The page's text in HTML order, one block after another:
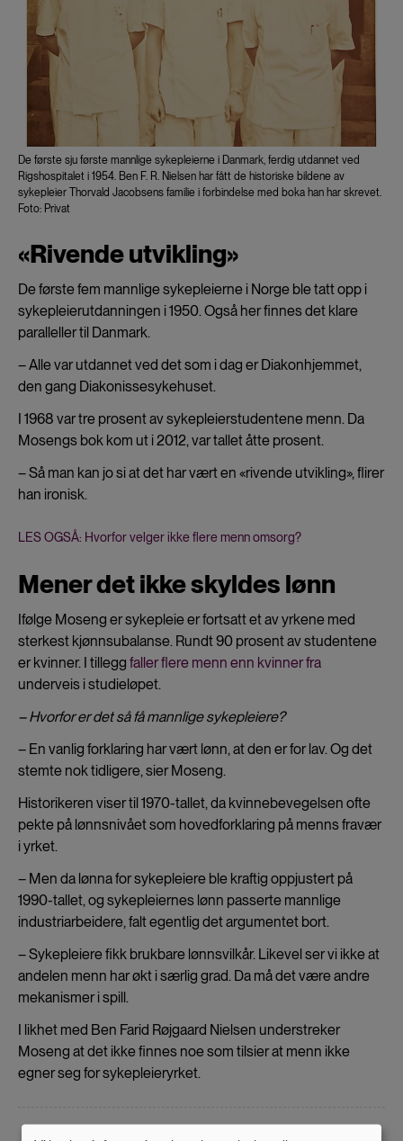
De første sju første mannlige sykepleierne i Danmark, ferdig utdannet ved
Rigshospitalet i 1954. Ben F. R. Nielsen har fått de historiske bildene av
sykepleier Thorvald Jacobsens familie i forbindelse med boka han har skrevet.
Foto: Privat
«Rivende utvikling»
De første fem mannlige sykepleierne i Norge ble tatt opp i
sykepleierutdanningen i 1950. Også her finnes det klare
paralleller til Danmark.
– Alle var utdannet ved det som i dag er Diakonhjemmet,
den gang Diakonissesykehuset.
I 1968 var tre prosent av sykepleierstudentene menn. Da
Mosengs bok kom ut i 2012, var tallet åtte prosent.
– Så man kan jo si at det har vært en «rivende utvikling», flirer
han ironisk.
LES OGSÅ: Hvorfor velger ikke flere menn omsorg?
Mener det ikke skyldes lønn
Ifølge Moseng er sykepleie er fortsatt et av yrkene med
sterkest kjønnsubalanse. Rundt 90 prosent av studentene
er kvinner. I tillegg faller flere menn enn kvinner fra
underveis i studieløpet.
– Hvorfor er det så få mannlige sykepleiere?
– En vanlig forklaring har vært lønn, at den er for lav. Og det
stemte nok tidligere, sier Moseng.
Historikeren viser til 1970-tallet, da kvinnebevegelsen ofte
pekte på lønnsnivået som hovedforklaring på menns fravær
i yrket.
– Men da lønna for sykepleiere ble kraftig oppjustert på
1990-tallet, og sykepleiernes lønn passerte mannlige
industriarbeidere, falt egentlig det argumentet bort.
– Sykepleiere fikk brukbare lønnsvilkår. Likevel ser vi ikke at
andelen menn har økt i særlig grad. Da må det være andre
mekanismer i spill.
I likhet med Ben Farid Røjgaard Nielsen understreker
Moseng at det ikke finnes noe som tilsier at menn ikke
egner seg for sykepleieryrket.